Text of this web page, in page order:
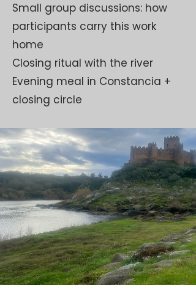
Small group discussions: how
participants carry this work
home
Closing ritual with the river
Evening meal in Constancia +
closing circle